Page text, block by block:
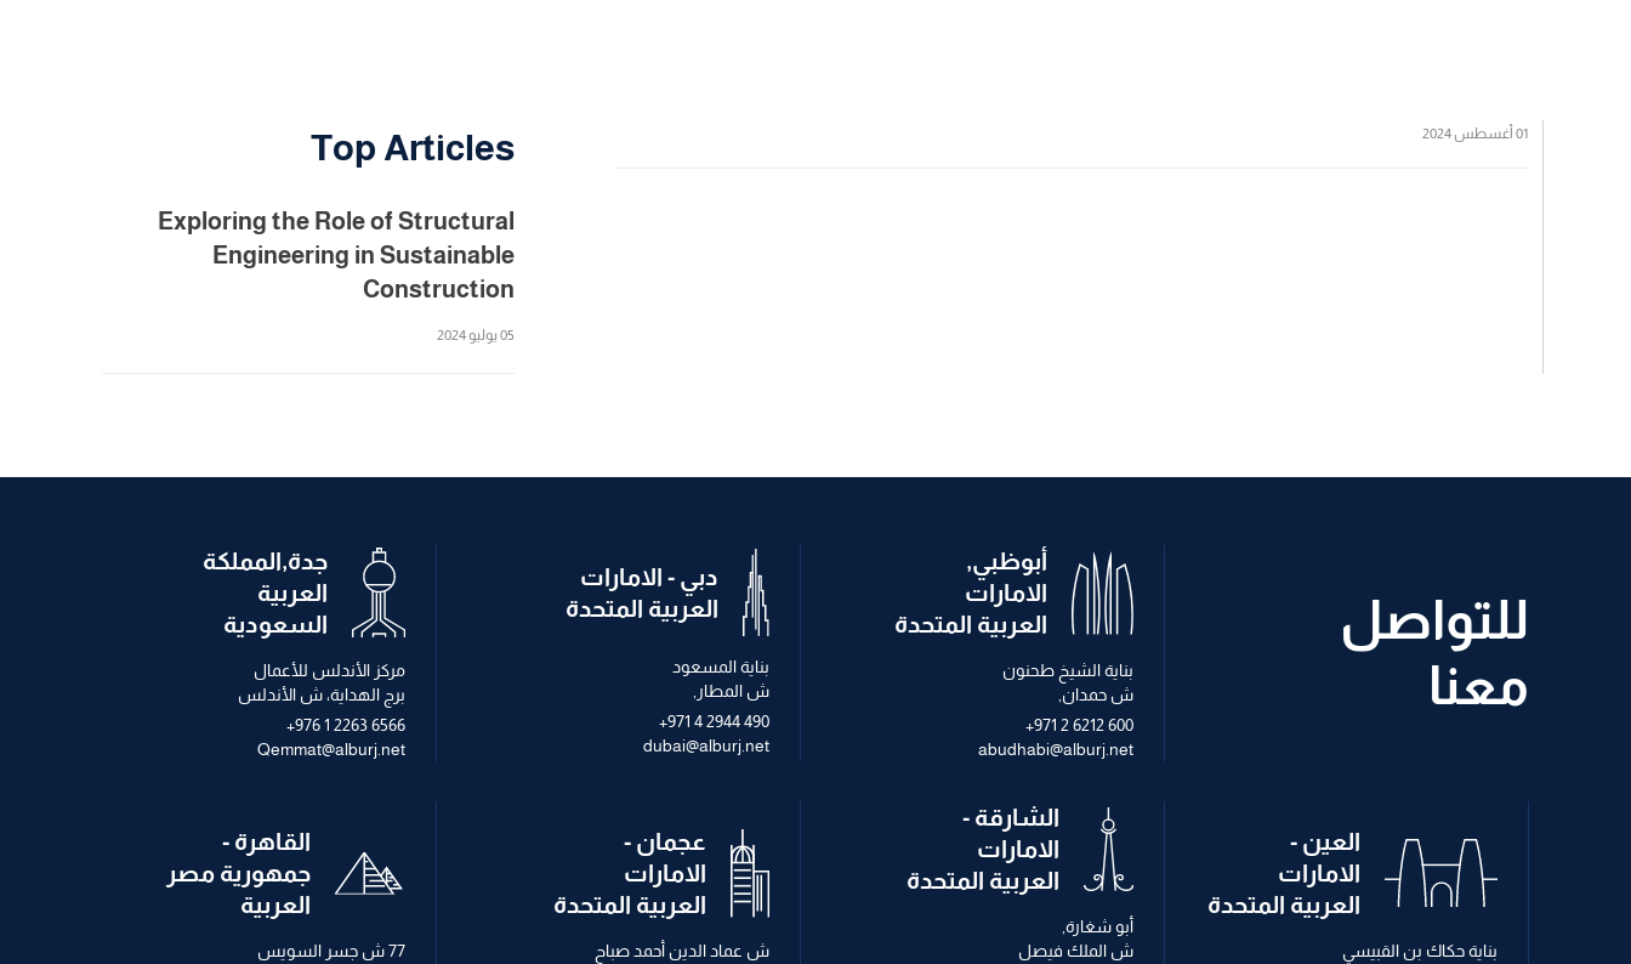
01 أغسطس 2024 Top Articles
Exploring the Role of Structural
Engineering in Sustainable
Construction
05 يوليو 2024
للتواصل
معنا
أبوظبي,
الامارات
العربية المتحدة
بناية الشيخ طحنون
ش حمدان,
+971 2 6212 600
abudhabi@alburj.net
دبي - الامارات
العربية المتحدة
بناية المسعود
ش المطار,
+971 4 2944 490
dubai@alburj.net
جدة,المملكة
العربية
السعودية
مركز الأندلس للأعمال
برج الهداية، ش الأندلس
+976 1 2263 6566
Qemmat@alburj.net
العين -
الامارات
العربية المتحدة
بناية حكاك بن القبيسي
الشارقة -
الامارات
العربية المتحدة
أبو شغارة,
ش الملك فيصل
عجمان -
الامارات
العربية المتحدة
ش عماد الدين أحمد صباح
القاهرة -
جمهورية مصر
العربية
77 ش جسر السويس